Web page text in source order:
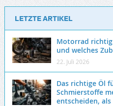
LETZTE ARTIKEL
Motorrad
und welches
22. Juli 2026
Das richtige Öl
Schmierstoffe
entscheiden,